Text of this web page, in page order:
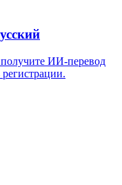
получите ИИ-перевод